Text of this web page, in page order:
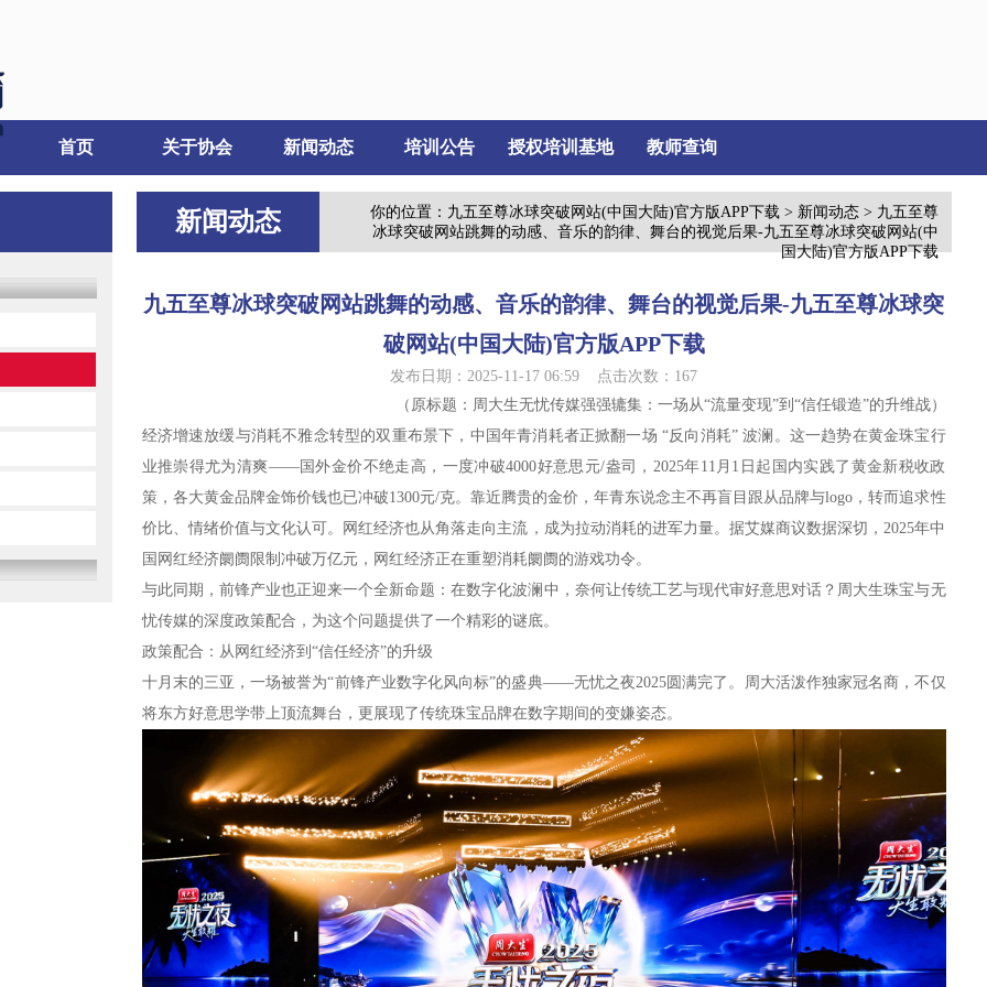
首页 关于协会 新闻动态 培训公告 授权培训基地 教师查询
新闻动态 你的位置： 九五至尊冰球突破网站(中国大陆)官方版APP下载> 新闻动态> 九五至尊
冰球突破网站跳舞的动感、音乐的韵律、舞台的视觉后果-九五至尊冰球突破网站(中
国大陆)官方版APP下载
九五至尊冰球突破网站跳舞的动感、音乐的韵律、舞台的视觉后果-九五至尊冰球突
破网站(中国大陆)官方版APP下载
发布日期：2025-11-17 06:59 点击次数：167
（原标题：周大生无忧传媒强强辘集：一场从“流量变现”到“信任锻造”的升维战）
经济增速放缓与消耗不雅念转型的双重布景下，中国年青消耗者正掀翻一场 “反向消耗” 波澜。这一趋势在黄金珠宝行
业推崇得尤为清爽——国外金价不绝走高，一度冲破4000好意思元/盎司，2025年11月1日起国内实践了黄金新税收政
策，各大黄金品牌金饰价钱也已冲破1300元/克。靠近腾贵的金价，年青东说念主不再盲目跟从品牌与logo，转而追求性
价比、情绪价值与文化认可。网红经济也从角落走向主流，成为拉动消耗的进军力量。据艾媒商议数据深切，2025年中
国网红经济阛阓限制冲破万亿元，网红经济正在重塑消耗阛阓的游戏功令。
与此同期，前锋产业也正迎来一个全新命题：在数字化波澜中，奈何让传统工艺与现代审好意思对话？周大生珠宝与无
忧传媒的深度政策配合，为这个问题提供了一个精彩的谜底。
政策配合：从网红经济到“信任经济”的升级
十月末的三亚，一场被誉为“前锋产业数字化风向标”的盛典——无忧之夜2025圆满完了。周大活泼作独家冠名商，不仅
将东方好意思学带上顶流舞台，更展现了传统珠宝品牌在数字期间的变嫌姿态。